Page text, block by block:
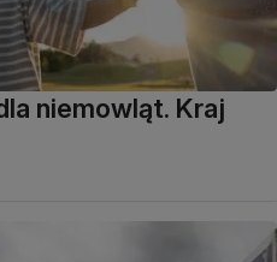
niemowląt. Kraj